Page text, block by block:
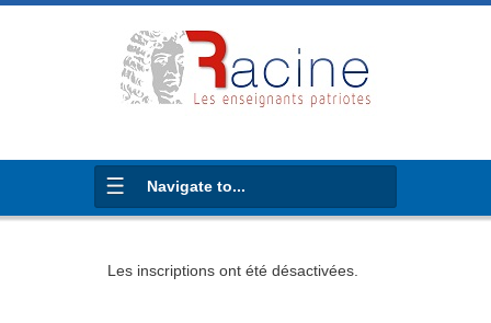
Navigate to...
Les inscriptions ont été désactivées.